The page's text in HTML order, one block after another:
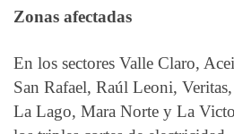
Zonas afectadas
En los sectores Valle Claro,
San Rafael, Raúl Leoni,
La Lago, Mara Norte y La